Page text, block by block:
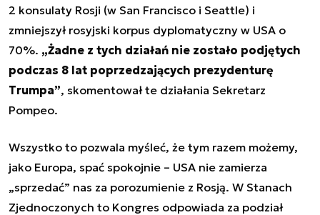
2 konsulaty Rosji (w San Francisco i Seattle) i
zmniejszył rosyjski korpus dyplomatyczny w USA o
70%. „Żadne z tych działań nie zostało podjętych
podczas 8 lat poprzedzających prezydenturę
Trumpa”, skomentował te działania Sekretarz
Pompeo.
Wszystko to pozwala myśleć, że tym razem możemy,
jako Europa, spać spokojnie – USA nie zamierza
„sprzedać” nas za porozumienie z Rosją. W Stanach
Zjednoczonych to Kongres odpowiada za podział